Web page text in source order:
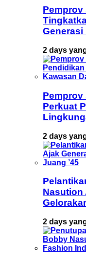
Pemprov
Generasi
2 days
Pemprov
Perkuat
2 days
Nasution
2 days